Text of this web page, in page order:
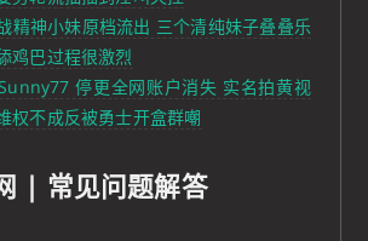
精神小妹原档流出 三个清纯妹子叠叠乐
鸡巴过程很激烈
停更全网账户消失 实名拍黄视
权不成反被勇士开盒群嘲
| 常见问题解答